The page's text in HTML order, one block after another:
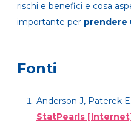
rischi e benefici e cosa
importante per prendere
Fonti
Anderson J, Paterek E.
StatPearls